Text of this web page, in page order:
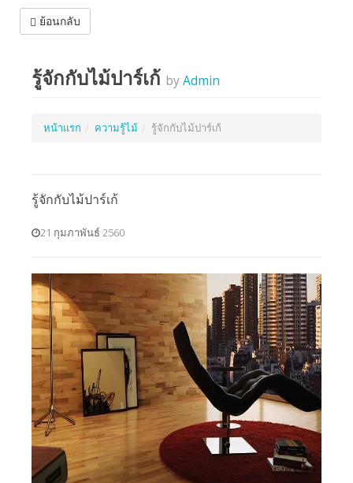
ย้อนกลับ
รู้จักกับไม้ปาร์เก้ byAdmin
หน้าแรก ความรู้ไม้ รู้จักกับไม้ปาร์เก้
รู้จักกับไม้ปาร์เก้
21 กุมภาพันธ์ 2560